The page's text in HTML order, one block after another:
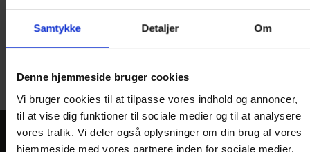
Samtykke Detaljer Om
Denne hjemmeside bruger cookies
Vi bruger cookies til at tilpasse vores indhold og annoncer,
til at vise dig funktioner til sociale medier og til at analysere
vores trafik. Vi deler også oplysninger om din brug af vores
hjemmeside med vores partnere inden for sociale medier,
Fotograf: Jesper Maagaard